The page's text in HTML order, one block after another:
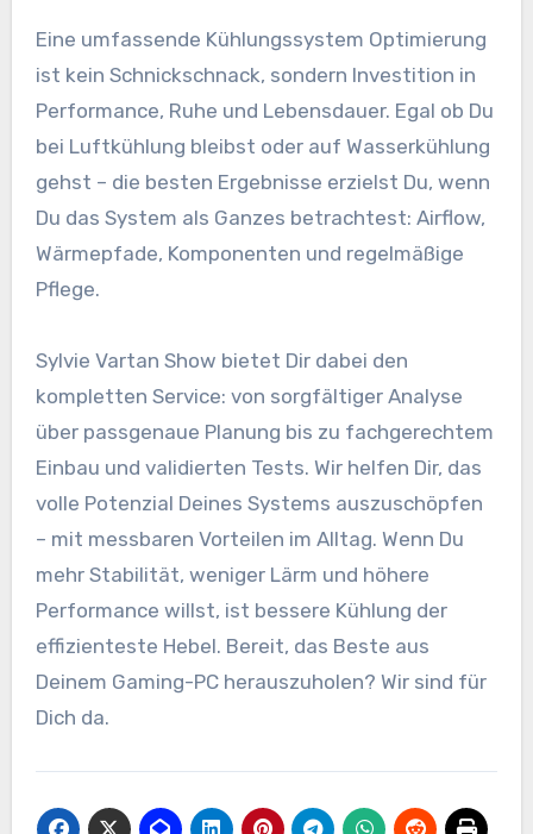
Eine umfassende Kühlungssystem Optimierung
ist kein Schnickschnack, sondern Investition in
Performance, Ruhe und Lebensdauer. Egal ob Du
bei Luftkühlung bleibst oder auf Wasserkühlung
gehst – die besten Ergebnisse erzielst Du, wenn
Du das System als Ganzes betrachtest: Airflow,
Wärmepfade, Komponenten und regelmäßige
Pflege.
Sylvie Vartan Show bietet Dir dabei den
kompletten Service: von sorgfältiger Analyse
über passgenaue Planung bis zu fachgerechtem
Einbau und validierten Tests. Wir helfen Dir, das
volle Potenzial Deines Systems auszuschöpfen
– mit messbaren Vorteilen im Alltag. Wenn Du
mehr Stabilität, weniger Lärm und höhere
Performance willst, ist bessere Kühlung der
effizienteste Hebel. Bereit, das Beste aus
Deinem Gaming-PC herauszuholen? Wir sind für
Dich da.